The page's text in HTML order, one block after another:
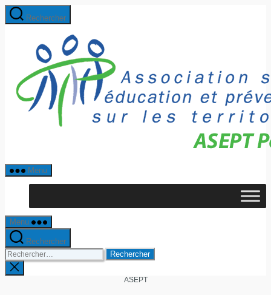
Rechercher
Menu
Menu
Rechercher
ASEPT